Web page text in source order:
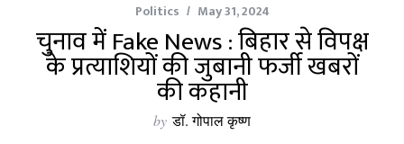
Politics May 31, 2024
चुनाव में Fake News : बिहार से विपक्ष
के प्रत्याशियों की जुबानी फर्जी खबरों
की कहानी
by डॉ. गोपाल कृष्ण